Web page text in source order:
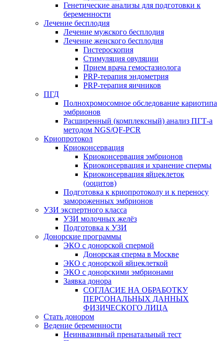
Генетические анализы для подготовки к
беременности
Лечение бесплодия
Лечение мужского бесплодия
Лечение женского бесплодия
Гистероскопия
Стимуляция овуляции
Прием врача гемостазиолога
PRP-терапия эндометрия
PRP-терапия яичников
ПГД
Полнохромосомное обследование кариотипа
эмбрионов
Расширенный (комплексный) анализ ПГТ-а
методом NGS/QF-PCR
Криопротокол
Криоконсервация
Криоконсервация эмбрионов
Криоконсервация и хранение спермы
Криоконсервация яйцеклеток
(ооцитов)
Подготовка к криопротоколу и к переносу
замороженных эмбрионов
УЗИ экспертного класса
УЗИ молочных желёз
Подготовка к УЗИ
Донорские программы
ЭКО с донорской спермой
Донорская сперма в Москве
ЭКО с донорской яйцеклеткой
ЭКО с донорскими эмбрионами
Заявка донора
СОГЛАСИЕ НА ОБРАБОТКУ
ПЕРСОНАЛЬНЫХ ДАННЫХ
ФИЗИЧЕСКОГО ЛИЦА
Стать донором
Ведение беременности
Неинвазивный пренатальный тест